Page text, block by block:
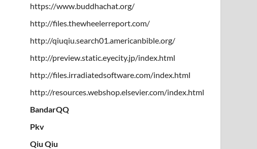
https://www.buddhachat.org/
http://files.thewheelerreport.com/
http://qiuqiu.search01.americanbible.org/
http://preview.static.eyecity.jp/index.html
http://files.irradiatedsoftware.com/index.html
http://resources.webshop.elsevier.com/index.html
BandarQQ
Pkv
Qiu Qiu